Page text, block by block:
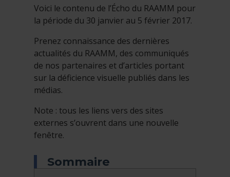
Voici le contenu de l’Écho du RAAMM pour
la période du 30 janvier au 5 février 2017.
Prenez connaissance des dernières
actualités du RAAMM, des communiqués
de nos partenaires et d’articles portant
sur la déficience visuelle publiés dans les
médias.
Note : tous les liens vers des sites
externes s’ouvrent dans une nouvelle
fenêtre.
Sommaire